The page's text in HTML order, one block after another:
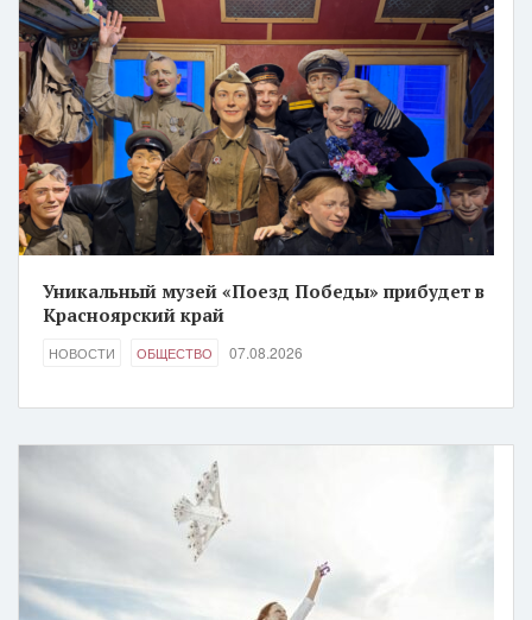
Уникальный музей «Поезд Победы» прибудет в
Красноярский край
НОВОСТИ ОБЩЕСТВО 07.08.2026